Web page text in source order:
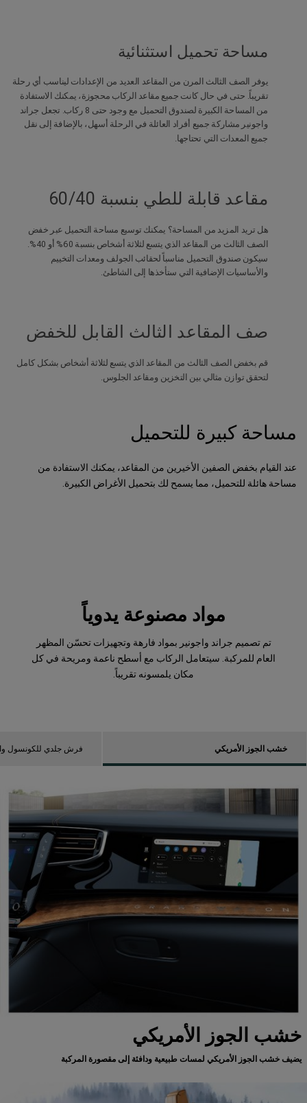
مساحة تحميل استثنائية
يوفر الصف الثالث المرن من المقاعد العديد من الإعدادات ليناسب أي رحلة
تقريباً. حتى في حال كانت جميع مقاعد الركاب محجوزة، يمكنك الاستفادة
من المساحة الكبيرة لصندوق التحميل مع وجود حتى 8 ركاب. تجعل جراند
واجونير مشاركة جميع أفراد العائلة في الرحلة أسهل، بالإضافة إلى نقل
جميع المعدات التي تحتاجها.
مقاعد قابلة للطي بنسبة 60/40
هل تريد المزيد من المساحة؟ يمكنك توسيع مساحة التحميل عبر خفض
الصف الثالث من المقاعد الذي يتسع لثلاثة أشخاص بنسبة 60% أو 40%.
سيكون صندوق التحميل مناسباً لحقائب الجولف ومعدات التخييم
والأساسيات الإضافية التي ستأخذها إلى الشاطئ.
صف المقاعد الثالث القابل للخفض
قم بخفض الصف الثالث من المقاعد الذي يتسع لثلاثة أشخاص بشكل كامل
لتحقق توازن مثالي بين التخزين ومقاعد الجلوس.
مساحة كبيرة للتحميل
عند القيام بخفض الصفين الأخيرين من المقاعد، يمكنك الاستفادة من
مساحة هائلة للتحميل، مما يسمح لك بتحميل الأغراض الكبيرة.
مواد مصنوعة يدوياً
تم تصميم جراند واجونير بمواد فارهة وتجهيزات تحسّن المظهر
العام للمركبة. سيتعامل الركاب مع أسطح ناعمة ومريحة في كل
مكان يلمسونه تقريباً.
خشب الجوز الأمريكي فرش جلدي للكونسول
خشب الجوز الأمريكي
يضيف خشب الجوز الأمريكي لمسات طبيعية ودافئة إلى مقصورة المركبة